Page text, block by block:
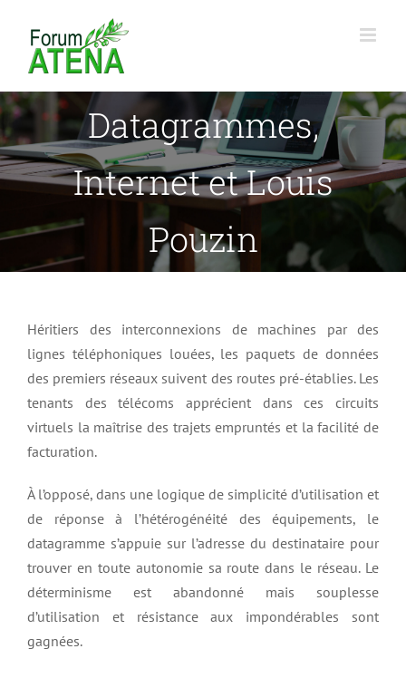
contenu
Datagrammes,
Internet et Louis
Pouzin
Héritiers des interconnexions de machines par des
lignes téléphoniques louées, les paquets de données
des premiers réseaux suivent des routes pré-établies. Les
tenants des télécoms apprécient dans ces circuits
virtuels la maîtrise des trajets empruntés et la facilité de
facturation.
À l’opposé, dans une logique de simplicité d’utilisation et
de réponse à l’hétérogénéité des équipements, le
datagramme s’appuie sur l’adresse du destinataire pour
trouver en toute autonomie sa route dans le réseau. Le
déterminisme est abandonné mais souplesse
d’utilisation et résistance aux impondérables sont
gagnées.